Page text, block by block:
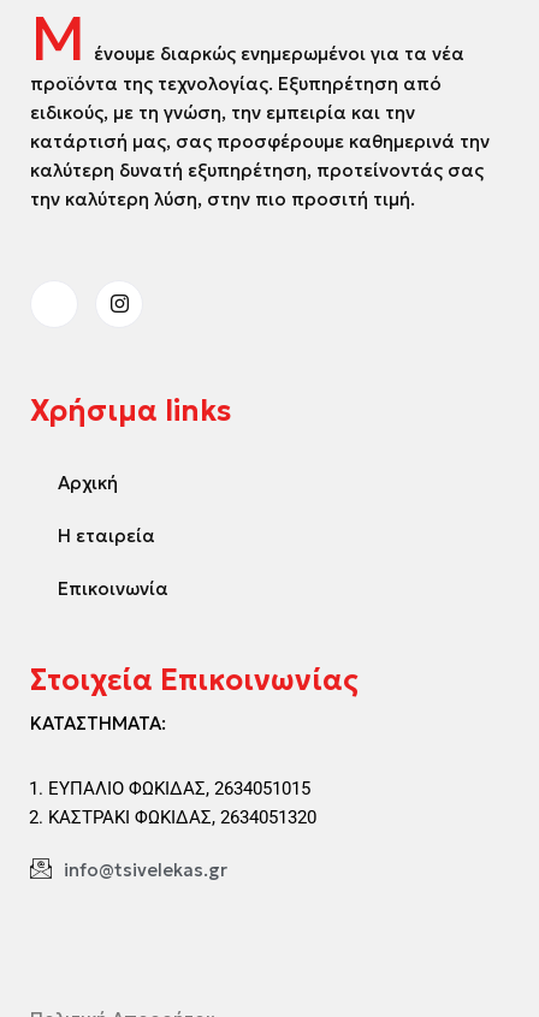
Μ
ένουμε διαρκώς ενημερωμένοι για τα νέα
προϊόντα της τεχνολογίας. Εξυπηρέτηση από
ειδικούς, με τη γνώση, την εμπειρία και την
κατάρτισή μας, σας προσφέρουμε καθημερινά την
καλύτερη δυνατή εξυπηρέτηση, προτείνοντάς σας
την καλύτερη λύση, στην πιο προσιτή τιμή.
Χρήσιμα links
Αρχική
Η εταιρεία
Επικοινωνία
Στοιχεία Επικοινωνίας
ΚΑΤΑΣΤΗΜΑΤΑ:
ΕΥΠΑΛΙΟ ΦΩΚΙΔΑΣ, 2634051015
ΚΑΣΤΡΑΚΙ ΦΩΚΙΔΑΣ, 2634051320
info@tsivelekas.gr